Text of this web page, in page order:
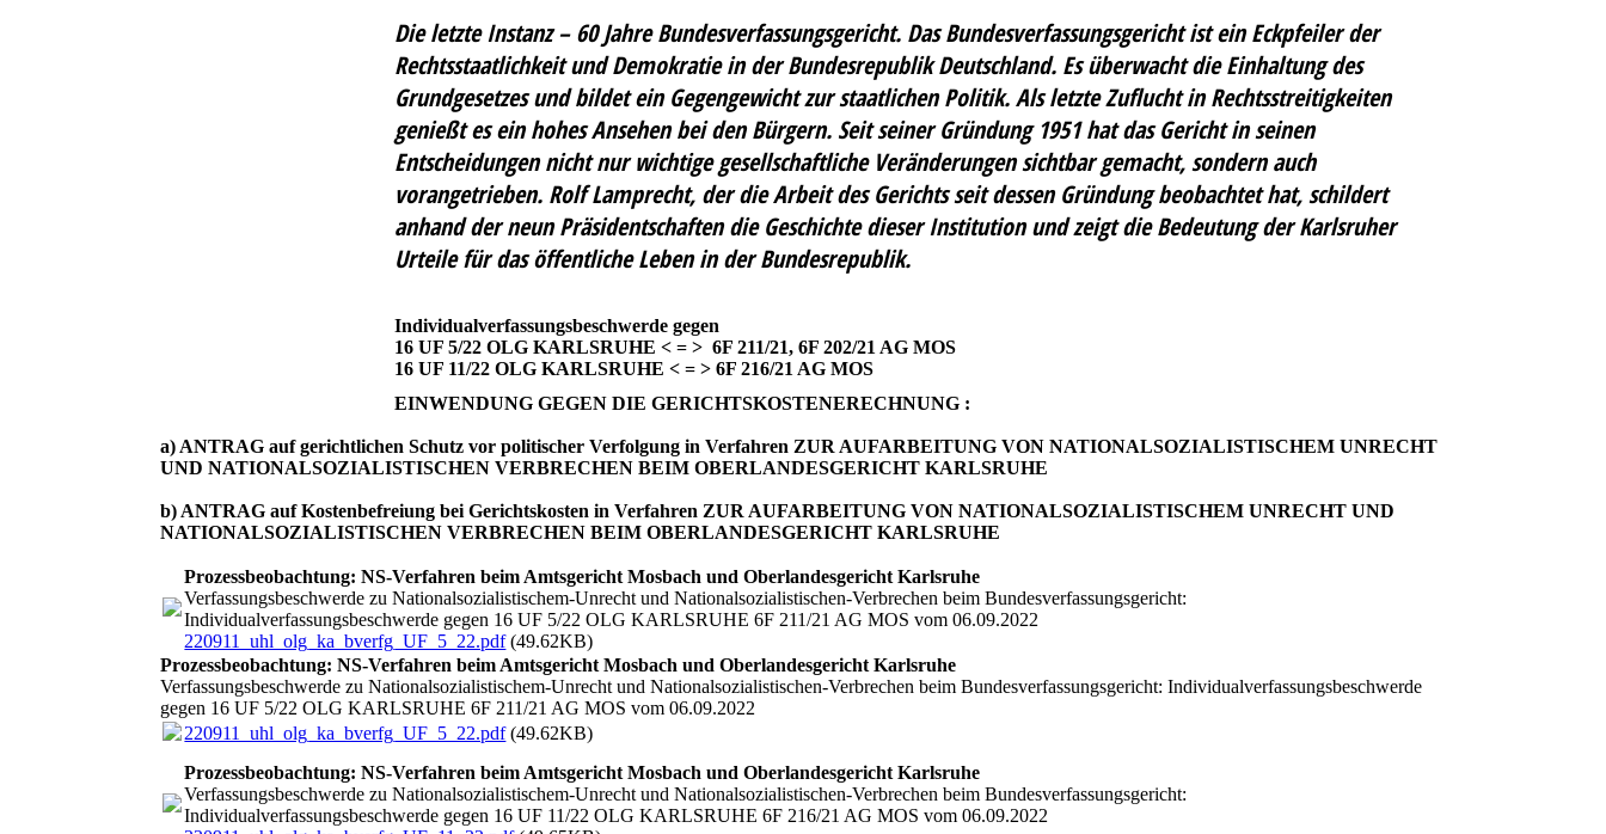
Die letzte Instanz – 60 Jahre Bundesverfassungsgericht. Das Bundesverfassungsgericht ist ein Eckpfeiler der
Rechtsstaatlichkeit und Demokratie in der Bundesrepublik Deutschland. Es überwacht die Einhaltung des
Grundgesetzes und bildet ein Gegengewicht zur staatlichen Politik. Als letzte Zuflucht in Rechtsstreitigkeiten
genießt es ein hohes Ansehen bei den Bürgern. Seit seiner Gründung 1951 hat das Gericht in seinen
Entscheidungen nicht nur wichtige gesellschaftliche Veränderungen sichtbar gemacht, sondern auch
vorangetrieben. Rolf Lamprecht, der die Arbeit des Gerichts seit dessen Gründung beobachtet hat, schildert
anhand der neun Präsidentschaften die Geschichte dieser Institution und zeigt die Bedeutung der Karlsruher
Urteile für das öffentliche Leben in der Bundesrepublik.
Individualverfassungsbeschwerde gegen
16 UF 5/22 OLG KARLSRUHE < = > 6F 211/21, 6F 202/21 AG MOS
16 UF 11/22 OLG KARLSRUHE < = > 6F 216/21 AG MOS
EINWENDUNG GEGEN DIE GERICHTSKOSTENERECHNUNG :
a) ANTRAG auf gerichtlichen Schutz vor politischer Verfolgung in Verfahren ZUR AUFARBEITUNG VON NATIONALSOZIALISTISCHEM UNRECHT
UND NATIONALSOZIALISTISCHEN VERBRECHEN BEIM OBERLANDESGERICHT KARLSRUHE
b) ANTRAG auf Kostenbefreiung bei Gerichtskosten in Verfahren ZUR AUFARBEITUNG VON NATIONALSOZIALISTISCHEM UNRECHT UND
NATIONALSOZIALISTISCHEN VERBRECHEN BEIM OBERLANDESGERICHT KARLSRUHE
Prozessbeobachtung: NS-Verfahren beim Amtsgericht Mosbach und Oberlandesgericht Karlsruhe
Verfassungsbeschwerde zu Nationalsozialistischem-Unrecht und Nationalsozialistischen-Verbrechen beim Bundesverfassungsgericht:
Individualverfassungsbeschwerde gegen 16 UF 5/22 OLG KARLSRUHE 6F 211/21 AG MOS vom 06.09.2022
220911_uhl_olg_ka_bverfg_UF_5_22.pdf(49.62KB)
Prozessbeobachtung: NS-Verfahren beim Amtsgericht Mosbach und Oberlandesgericht Karlsruhe
Verfassungsbeschwerde zu Nationalsozialistischem-Unrecht und Nationalsozialistischen-Verbrechen beim Bundesverfassungsgericht: Individualverfassungsbeschwerde
gegen 16 UF 5/22 OLG KARLSRUHE 6F 211/21 AG MOS vom 06.09.2022
220911_uhl_olg_ka_bverfg_UF_5_22.pdf(49.62KB)
Prozessbeobachtung: NS-Verfahren beim Amtsgericht Mosbach und Oberlandesgericht Karlsruhe
Verfassungsbeschwerde zu Nationalsozialistischem-Unrecht und Nationalsozialistischen-Verbrechen beim Bundesverfassungsgericht:
Individualverfassungsbeschwerde gegen 16 UF 11/22 OLG KARLSRUHE 6F 216/21 AG MOS vom 06.09.2022